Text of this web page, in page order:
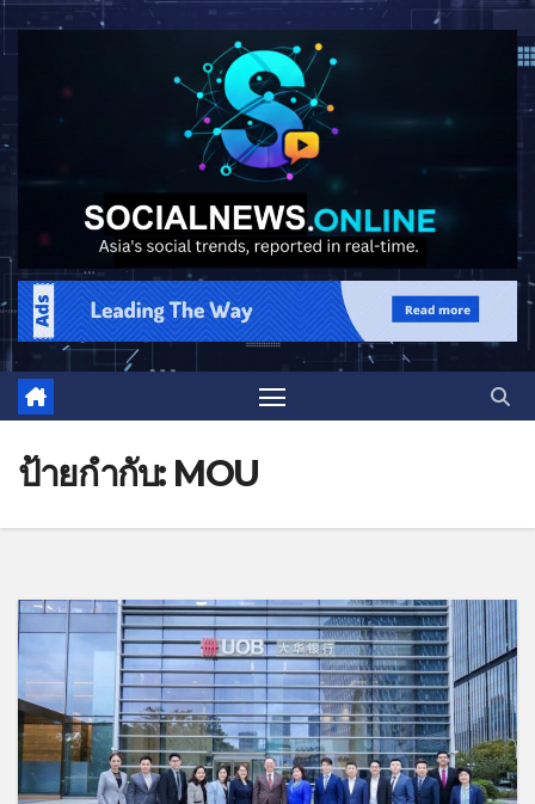
ป้ายกำกับ: MOU